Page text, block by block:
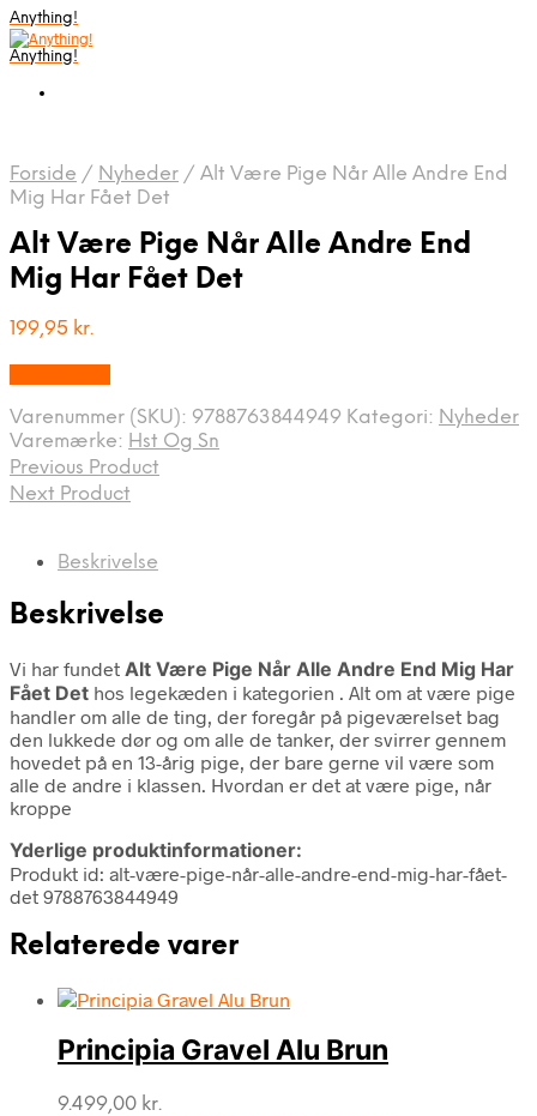
Anything!
Anything!
Forside / Nyheder / Alt Være Pige Når Alle Andre End
Mig Har Fået Det
Alt Være Pige Når Alle Andre End
Mig Har Fået Det
199,95 kr.
Varenummer (SKU): 9788763844949 Kategori: Nyheder
Varemærke: Hst Og Sn
Previous Product
Next Product
Beskrivelse
Beskrivelse
Vi har fundet Alt Være Pige Når Alle Andre End Mig Har
Fået Det hos legekæden i kategorien . Alt om at være pige
handler om alle de ting, der foregår på pigeværelset bag
den lukkede dør og om alle de tanker, der svirrer gennem
hovedet på en 13-årig pige, der bare gerne vil være som
alle de andre i klassen. Hvordan er det at være pige, når
kroppe
Yderlige produktinformationer:
Produkt id: alt-være-pige-når-alle-andre-end-mig-har-fået-
det 9788763844949
Relaterede varer
Principia Gravel Alu Brun
9.499,00 kr.